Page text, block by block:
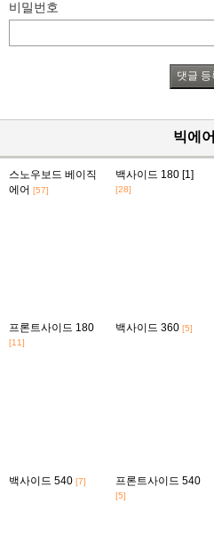
비밀번호
빅에어
스노우보드 베이직
에어 [57]
백사이드 180 [1]
[28]
프론트사이드 180
[11]
백사이드 360 [5]
백사이드 540 [7] 프론트사이드 540
[5]